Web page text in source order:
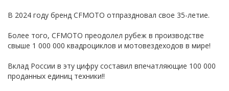
В 2024 году бренд CFMOTO отпраздновал свое 35-летие.
Более того, CFMOTO преодолел рубеж в производстве
свыше 1 000 000 квадроциклов и мотовездеходов в мире!
Вклад России в эту цифру составил впечатляющие 100 000
проданных единиц техники!!